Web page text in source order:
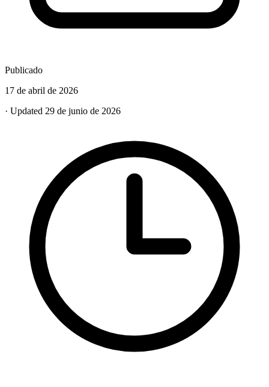
Publicado
17 de abril de 2026
· Updated 29 de junio de 2026